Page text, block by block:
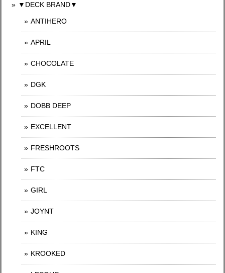
▼DECK BRAND▼
ANTIHERO
APRIL
CHOCOLATE
DGK
DOBB DEEP
EXCELLENT
FRESHROOTS
FTC
GIRL
JOYNT
KING
KROOKED